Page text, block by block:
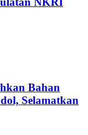
Bahan
Selamatkan